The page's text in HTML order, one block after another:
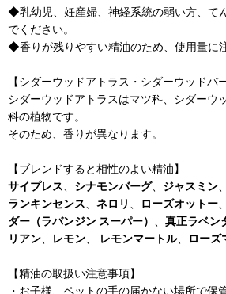
◆乳幼児、妊産婦、神経系統の弱い方、て
でください。
◆香りが残りやすい精油のため、使用量に
【シダーウッドアトラス・シダーウッドバ
シダーウッドアトラスはマツ科、シダーウ
科の植物です。
そのため、香りが異なります。
【ブレンドすると相性のよい精油】
サイプレス
シナモンバーグ、 ジャスミン
ランキンセンス
ネロリ ローズオットー
ダー（ラバンジン スーパー）
真正ラベン
リアン
レモン レモンマートル、 ローズ
【精油の取扱い注意事項】
・お子様、ペットの手の届かない場所で保